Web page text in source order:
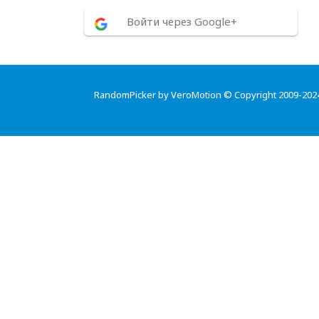
Войти через Google+
RandomPicker by VeroMotion © Copyright 2009-